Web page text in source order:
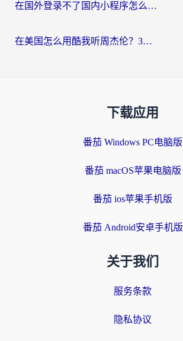
在国外登录不了国内小程序怎么办？选对回国加速器，轻松解锁国内资源
在美国怎么用酷我听周杰伦？3步搞定海外听歌难题
下载应用
番茄 Windows PC电脑版
番茄 macOS苹果电脑版
番茄 ios苹果手机版
番茄 Android安卓手机版
关于我们
服务条款
隐私协议